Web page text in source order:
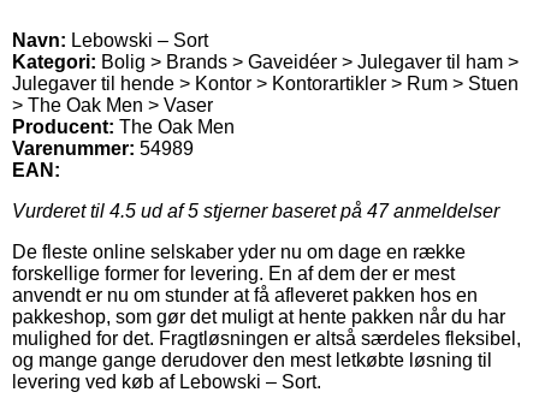
Navn: Lebowski – Sort
Kategori: Bolig > Brands > Gaveidéer > Julegaver til ham >
Julegaver til hende > Kontor > Kontorartikler > Rum > Stuen
> The Oak Men > Vaser
Producent: The Oak Men
Varenummer: 54989
EAN:
Vurderet til 4.5 ud af 5 stjerner baseret på 47anmeldelser
De fleste online selskaber yder nu om dage en række
forskellige former for levering. En af dem der er mest
anvendt er nu om stunder at få afleveret pakken hos en
pakkeshop, som gør det muligt at hente pakken når du har
mulighed for det. Fragtløsningen er altså særdeles fleksibel,
og mange gange derudover den mest letkøbte løsning til
levering ved køb af Lebowski – Sort.